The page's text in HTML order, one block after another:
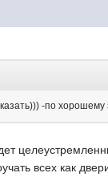
-по хорошему
всех как